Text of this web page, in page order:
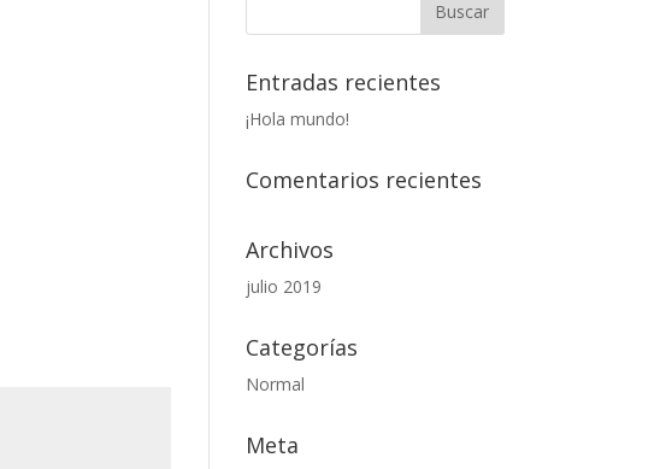
Entradas recientes
¡Hola mundo!
Comentarios recientes
Archivos
julio 2019
Categorías
Normal
Meta